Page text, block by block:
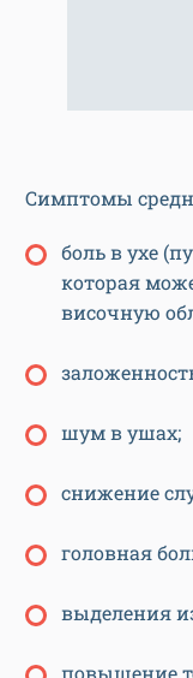
Симптомы
боль в ухе
которая
височную
шум в ушах;
снижение
головная
выделения
повышение